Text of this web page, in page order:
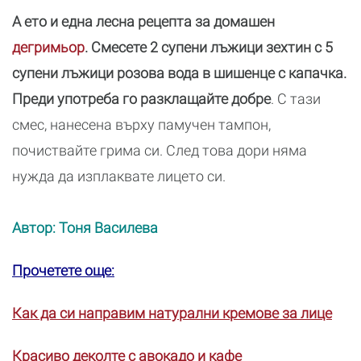
А ето и една лесна рецепта за домашен
дегримьор. Смесете 2 супени лъжици зехтин с 5
супени лъжици розова вода в шишенце с капачка.
Преди употреба го разклащайте добре. С тази
смес, нанесена върху памучен тампон,
почиствайте грима си. След това дори няма
нужда да изплаквате лицето си.
Автор: Тоня Василева
Прочетете още:
Как да си направим натурални кремове за лице
Красиво деколте с авокадо и кафе